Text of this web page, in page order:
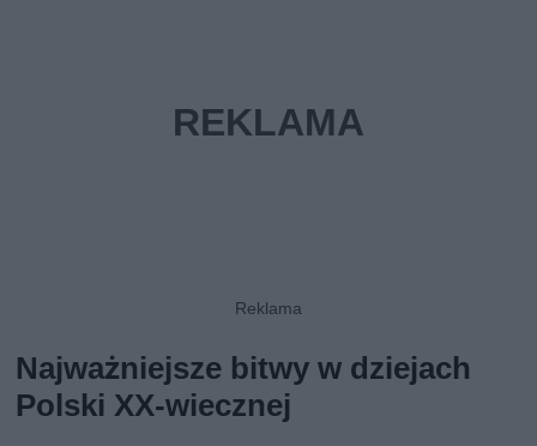
Najważniejsze bitwy w dziejach
Polski XX-wiecznej